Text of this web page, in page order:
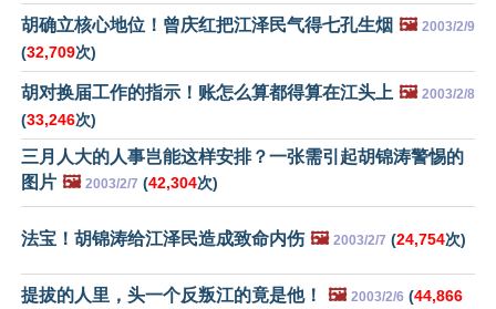
胡确立核心地位！曾庆红把江泽民气得七孔生烟 🖼️ 2003/2/9
(32,709次)
胡对换届工作的指示！账怎么算都得算在江头上 🖼️ 2003/2/8
(33,246次)
三月人大的人事岂能这样安排？一张需引起胡锦涛警惕的
图片 🖼️ 2003/2/7 (42,304次)
法宝！胡锦涛给江泽民造成致命内伤 🖼️ 2003/2/7 (24,754次)
提拔的人里，头一个反叛江的竟是他！ 🖼️ 2003/2/6 (44,866